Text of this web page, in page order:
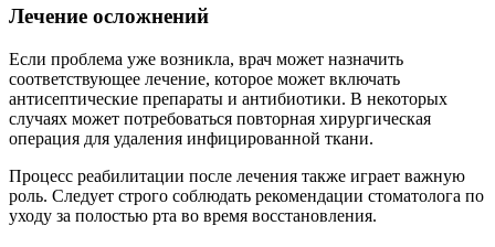
Лечение осложнений
Если проблема уже возникла, врач может назначить
соответствующее лечение, которое может включать
антисептические препараты и антибиотики. В некоторых
случаях может потребоваться повторная хирургическая
операция для удаления инфицированной ткани.
Процесс реабилитации после лечения также играет важную
роль. Следует строго соблюдать рекомендации стоматолога по
уходу за полостью рта во время восстановления.